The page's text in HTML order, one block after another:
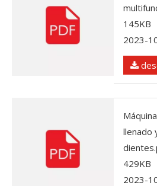
145KB
2023-
llenado
429KB
2023-